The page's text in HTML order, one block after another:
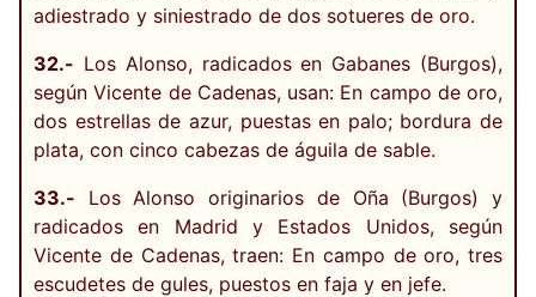
adiestrado y siniestrado de dos sotueres de oro.
32.- Los Alonso, radicados en Gabanes (Burgos),
según Vicente de Cadenas, usan: En campo de oro,
dos estrellas de azur, puestas en palo; bordura de
plata, con cinco cabezas de águila de sable.
33.- Los Alonso originarios de Oña (Burgos) y
radicados en Madrid y Estados Unidos, según
Vicente de Cadenas, traen: En campo de oro, tres
escudetes de gules, puestos en faja y en jefe.